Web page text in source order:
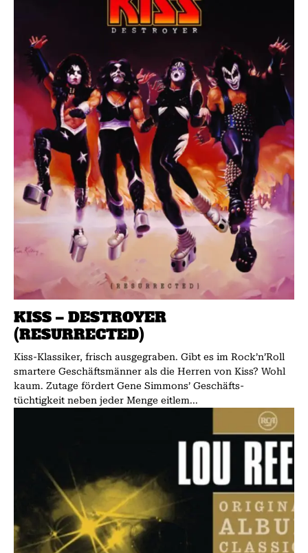
KISS – DESTROYER
(RESURRECTED)
Kiss-Klassiker, frisch ausgegraben. Gibt es im Rock’n’Roll
smartere Geschäftsmänner als die Herren von Kiss? Wohl
kaum. Zutage fördert Gene Simmons’ Geschäfts-
tüchtigkeit neben jeder Menge eitlem...